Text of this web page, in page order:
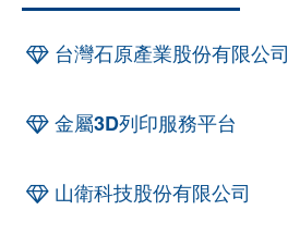
台灣石原產業股份有限公司
金屬3D列印服務平台
山衛科技股份有限公司